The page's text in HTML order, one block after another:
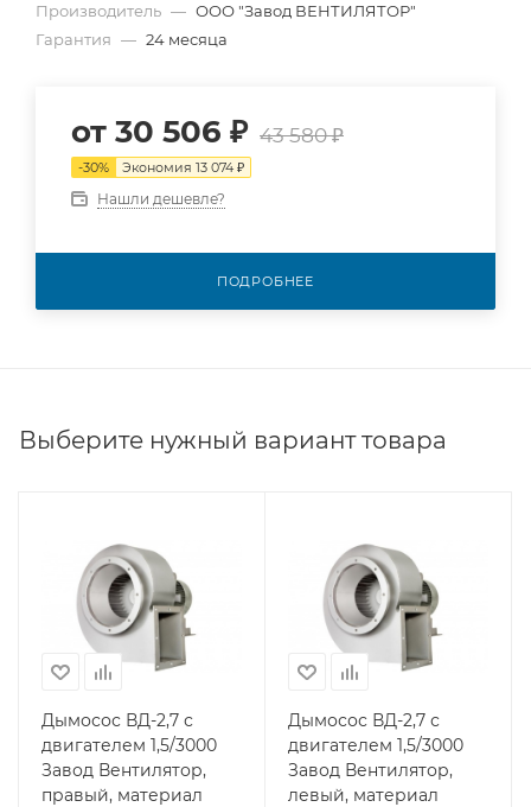
Производитель — ООО "Завод ВЕНТИЛЯТОР"
Гарантия — 24 месяца
от 30 506 ₽ 43 580 ₽
-30% Экономия 13 074 ₽
Нашли дешевле?
ПОДРОБНЕЕ
Выберите нужный вариант товара
Дымосос ВД-2,7 с
двигателем 1,5/3000
Завод Вентилятор,
правый, материал
Дымосос ВД-2,7 с
двигателем 1,5/3000
Завод Вентилятор,
левый, материал